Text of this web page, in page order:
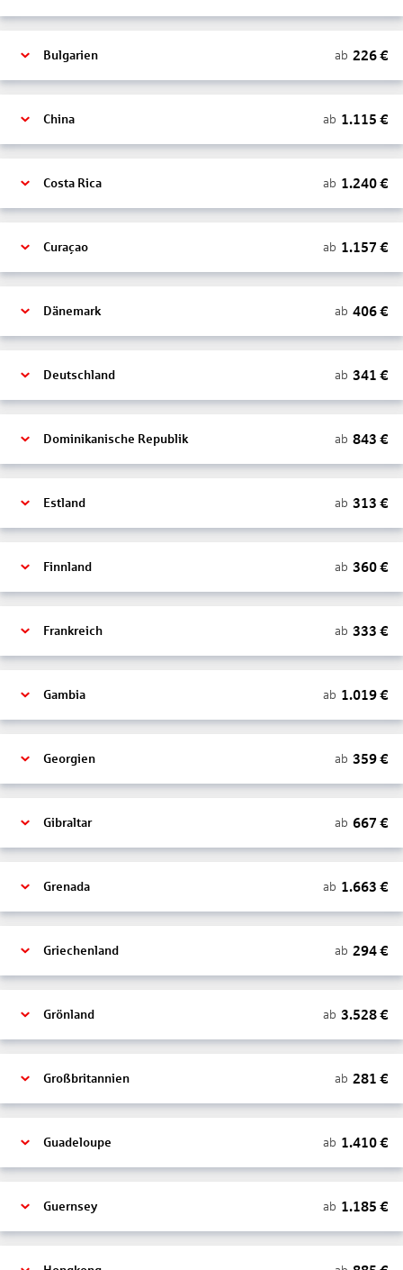
Bulgarien ab 226€
China ab 1.115 €
Costa Rica ab 1.240€
Curaçao ab 1.157 €
Dänemark ab 406€
Deutschland ab 341 €
Dominikanische Republik ab 843 €
Estland ab 313 €
Finnland ab 360€
Frankreich ab 333 €
Gambia ab 1.019€
Georgien ab 359€
Gibraltar ab 667 €
Grenada ab 1.663 €
Griechenland ab 294€
Grönland ab 3.528€
Großbritannien ab 281 €
Guadeloupe ab 1.410€
Guernsey ab 1.185 €